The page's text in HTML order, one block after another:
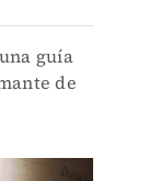
guía
de